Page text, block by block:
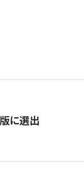
に選出